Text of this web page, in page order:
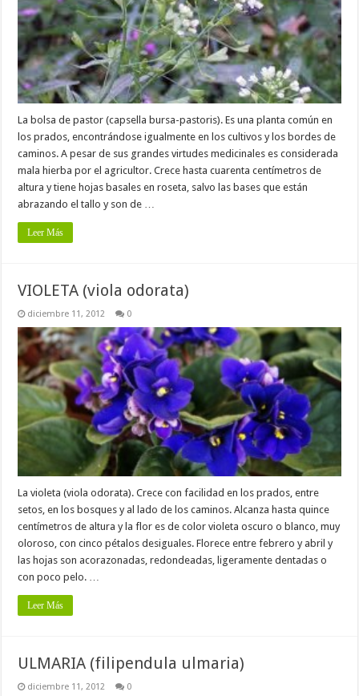
La bolsa de pastor (capsella bursa-pastoris). Es una planta común en
los prados, encontrándose igualmente en los cultivos y los bordes de
caminos. A pesar de sus grandes virtudes medicinales es considerada
mala hierba por el agricultor. Crece hasta cuarenta centímetros de
altura y tiene hojas basales en roseta, salvo las bases que están
abrazando el tallo y son de …
Leer Más
VIOLETA (viola odorata)
diciembre 11, 2012 0
La violeta (viola odorata). Crece con facilidad en los prados, entre
setos, en los bosques y al lado de los caminos. Alcanza hasta quince
centímetros de altura y la flor es de color violeta oscuro o blanco, muy
oloroso, con cinco pétalos desiguales. Florece entre febrero y abril y
las hojas son acorazonadas, redondeadas, ligeramente dentadas o
con poco pelo. …
Leer Más
ULMARIA (filipendula ulmaria)
diciembre 11, 2012 0